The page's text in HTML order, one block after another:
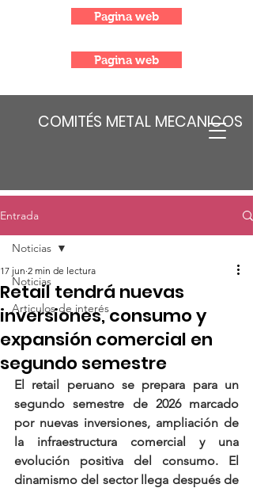
COMITÉS METAL MECANICOS
Pagina web
Pagina web
Entrada
Noticias
Articulos de interés
Noticias
Retail tendrá nuevas
inversiones, consumo y
expansión comercial en
segundo semestre
17 jun 2 min de lectura
El retail peruano se prepara para un
segundo semestre de 2026 marcado
por nuevas inversiones, ampliación de
la infraestructura comercial y una
evolución positiva del consumo. El
dinamismo del sector llega después de